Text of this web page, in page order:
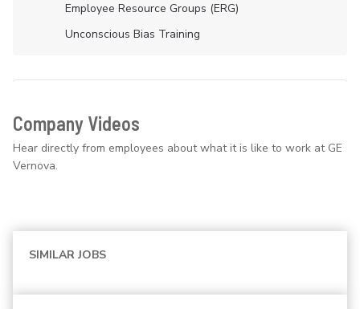
Employee Resource Groups (ERG)
Unconscious Bias Training
Company Videos
Hear directly from employees about what it is like to work at GE
Vernova.
SIMILAR JOBS